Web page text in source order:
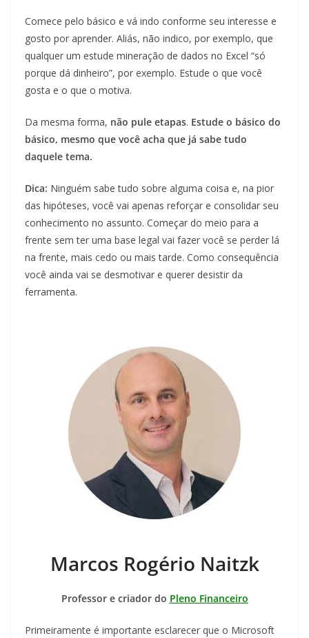
Comece pelo básico e vá indo conforme seu interesse e
gosto por aprender. Aliás, não indico, por exemplo, que
qualquer um estude mineração de dados no Excel “só
porque dá dinheiro”, por exemplo. Estude o que você
gosta e o que o motiva.
Da mesma forma, não pule etapas. Estude o básico do
básico, mesmo que você acha que já sabe tudo
daquele tema.
Dica: Ninguém sabe tudo sobre alguma coisa e, na pior
das hipóteses, você vai apenas reforçar e consolidar seu
conhecimento no assunto. Começar do meio para a
frente sem ter uma base legal vai fazer você se perder lá
na frente, mais cedo ou mais tarde. Como consequência
você ainda vai se desmotivar e querer desistir da
ferramenta.
Marcos Rogério Naitzk
Professor e criador do Pleno Financeiro
Primeiramente é importante esclarecer que o Microsoft